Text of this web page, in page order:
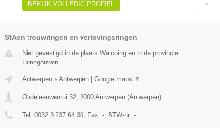
BEKIJK VOLLEDIG PROFIEL
StAen trouwringen en verlovingsringen
Niet gevestigd in de plaats Warcoing en in de provincie
Henegouwen.
Antwerpen » Antwerpen Google maps ▼
Oudeleeuwenrui 32, 2000 Antwerpen (Antwerpen)
Tel: 0032 3 237 64 30, Fax: -, BTW-nr: -